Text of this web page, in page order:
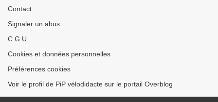
Contact
Signaler un abus
C.G.U.
Cookies et données personnelles
Préférences cookies
Voir le profil de PiP vélodidacte sur le portail Overblog